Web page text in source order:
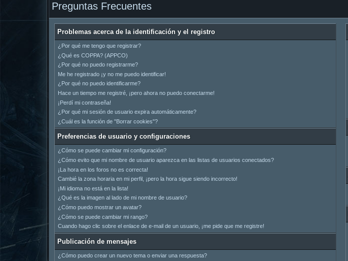
Preguntas Frecuentes
Problemas acerca de la identificación y el registro
¿Por qué me tengo que registrar?
¿Qué es COPPA? (APPCO)
¿Por qué no puedo registrarme?
Me he registrado ¡y no me puedo identificar!
¿Por qué no puedo identificarme?
Hace un tiempo me registré, ¡pero ahora no puedo conectarme!
¡Perdí mi contraseña!
¿Por qué mi sesión de usuario expira automáticamente?
¿Cuál es la función de "Borrar cookies"?
Preferencias de usuario y configuraciones
¿Cómo se puede cambiar mi configuración?
¿Cómo evito que mi nombre de usuario aparezca en las listas de usuarios conectados?
¡La hora en los foros no es correcta!
Cambié la zona horaria en mi perfil, ¡pero la hora sigue siendo incorrecto!
¡Mi idioma no está en la lista!
¿Qué es la imagen al lado de mi nombre de usuario?
¿Cómo puedo mostrar un avatar?
¿Cómo se puede cambiar mi rango?
Cuando hago clic sobre el enlace de e-mail de un usuario, ¡me pide que me registre!
Publicación de mensajes
¿Cómo puedo crear un nuevo tema o enviar una respuesta?